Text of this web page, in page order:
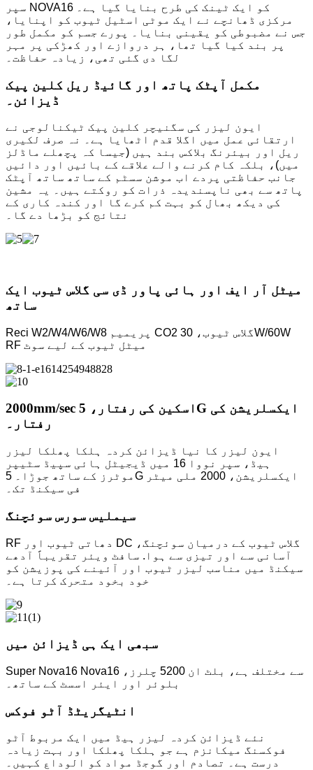
سپر NOVA16 کو ایک ٹینک کی طرح بنایا گیا ہے۔
مرکزی ڈھانچے نے ایک موٹی اسٹیل ٹیوب کو اپنایا،
جس نے مضبوطی کو یقینی بنایا۔ پورے جسم کو مکمل طور
پر بند کیا گیا تھا، ہر دروازے اور کھڑکی پر مہر
لگا دی گئی تھی، زیادہ حفاظت۔
مکمل آپٹک پاتھ اور گائیڈ ریل کلین پیک
ڈیزائن۔
ایون لیزر کی سگنیچر کلین پیک ٹیکنالوجی نے
ارتقائی عمل میں اگلا قدم اٹھایا ہے۔ نہ صرف لکیری
ریل اور بیئرنگ بلاکس بند ہیں (جیسا کہ پچھلے ماڈلز
میں)، بلکہ کام کرنے والے علاقے کے بائیں اور دائیں
جانب حفاظتی پردے اب موشن سسٹم کے ساتھ ساتھ آپٹک
پاتھ سے بھی ناپسندیدہ ذرات کو روکتے ہیں۔ یہ مشین
کی دیکھ بھال کو بہت کم کرے گا اور کندہ کاری کے
نتائج کو بڑھا دے گا۔
میٹل آر ایف اور ہائی پاور ڈی سی گلاس ٹیوب ایک
ساتھ
Reci W2/W4/W6/W8 پریمیم CO2 گلاس ٹیوب، 30W/60W
RF میٹل ٹیوب کے لیے سوٹ
2000mm/sec اسکین کی رفتار، 5G ایکسلریشن کی
رفتار۔
ایون لیزر کا نیا ڈیزائن کردہ ہلکا پھلکا لیزر
ہیڈ، سپر نووا 16 میں ڈیجیٹل ہائی سپیڈ سٹیپر
موٹرز کے ساتھ جوڑا۔ 5G ایکسلریشن، 2000 ملی میٹر
فی سیکنڈ تک۔
سیملیس سورس سوئچنگ
RF دھاتی ٹیوب اور DC گلاس ٹیوب کے درمیان سوئچنگ،
آسانی سے اور تیزی سے ہوا. سافٹ ویئر تقریباً آدھے
سیکنڈ میں مناسب لیزر ٹیوب اور آئینے کی پوزیشن کو
خود بخود متحرک کرتا ہے۔
سبھی ایک ہی ڈیزائن میں
Super Nova16 Nova16 سے مختلف ہے، بلٹ ان 5200 چلرز،
بلوئر اور ایئر اسسٹ کے ساتھ۔
انٹیگریٹڈ آٹو فوکس
نئے ڈیزائن کردہ لیزر ہیڈ میں ایک مربوط آٹو
فوکسنگ میکانزم ہے جو ہلکا پھلکا اور بہت زیادہ
درست ہے۔ تصادم اور گوجڈ مواد کو الوداع کہیں۔